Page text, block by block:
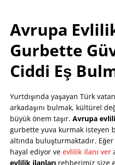
Avrupa
Gurbette
Ciddi Eş
Yurtdışında yaşayan Türk
arkadaşını bulmak, kültürel
büyük önem taşır. Avrupa
gurbette yuva kurmak isteyen
altında buluşturmaktadır.
hayal ediyor ve evlilik ilanı ver
evlilik ilanları rehberimiz size